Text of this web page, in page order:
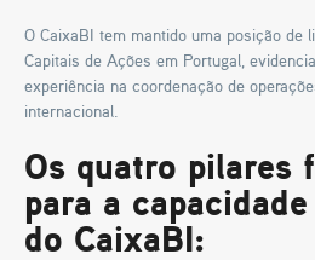
O CaixaBI tem mantido uma posição de
Capitais de Ações em Portugal,
experiência na coordenação de
internacional.
Os quatro pilares
para a
do CaixaBI: